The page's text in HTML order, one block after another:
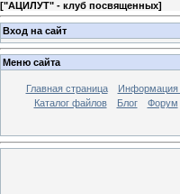
["АЦИЛУТ" - клуб посвященных]
Вход на сайт
Меню сайта
Главная страница Информация
Каталог файлов
Блог Форум